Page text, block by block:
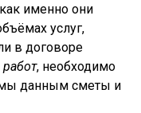
именно они
услуг,
в договоре
, необходимо
данным сметы и